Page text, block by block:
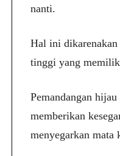
nanti.
Hal ini dikarenakan
tinggi yang
Pemandangan
memberikan
menyegarkan mata